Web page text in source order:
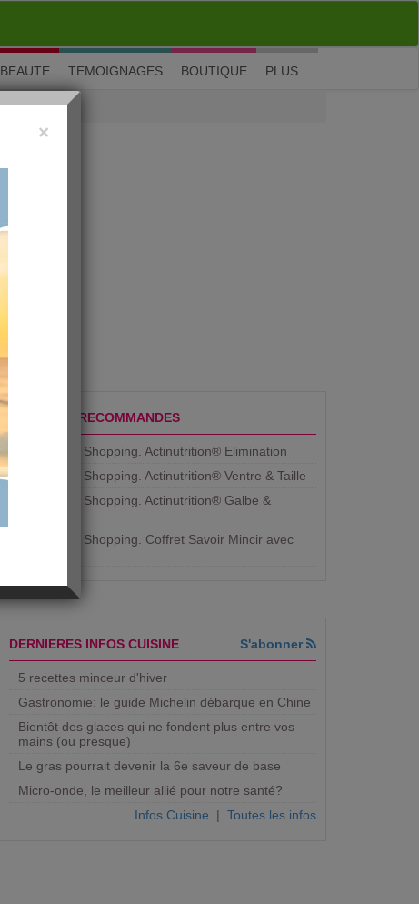
M'inscrire| Me connecter| ? Visite guidée
BEAUTE TEMOIGNAGES BOUTIQUE PLUS...
PRODUITS RECOMMANDES
Aujourdhui Shopping. Actinutrition® Elimination
Aujourdhui Shopping. Actinutrition® Ventre & Taille
Aujourdhui Shopping. Actinutrition® Galbe &
Aujourdhui Shopping. ​Coffret Savoir Mincir avec
DERNIERES INFOS CUISINE S'abonner
5 recettes minceur d'hiver
Gastronomie: le guide Michelin débarque en Chine
Bientôt des glaces qui ne fondent plus entre vos
mains (ou presque)
Le gras pourrait devenir la 6e saveur de base
Micro-onde, le meilleur allié pour notre santé?
Infos Cuisine | Toutes les infos
×